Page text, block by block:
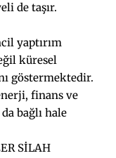
de taşır.
yaptırım
küresel
göstermektedir.
finans ve
bağlı hale
SİLAH